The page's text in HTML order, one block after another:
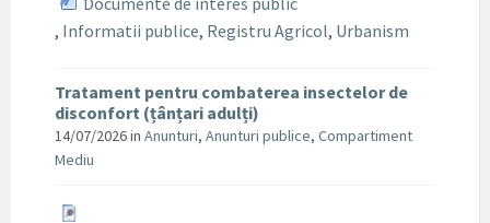
, Informatii publice, Registru Agricol, Urbanism
Tratament pentru combaterea insectelor de
disconfort (țânțari adulți)
14/07/2026in Anunturi, Anunturi publice, Compartiment
Mediu